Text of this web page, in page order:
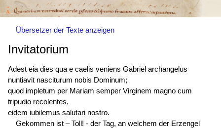
Übersetzer der Texte anzeigen
Invitatorium
Adest eia dies qua e caelis veniens Gabriel archangelus
nuntiavit nasciturum nobis Dominum;
quod impletum per Mariam semper Virginem magno cum
tripudio recolentes,
eidem iubilemus salutari nostro.
Gekommen ist – Toll! - der Tag, an welchem der Erzengel